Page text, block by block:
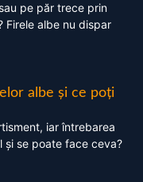
pe păr trece prin
Firele albe nu dispar
albe și ce poți
iar întrebarea
și se poate face ceva?